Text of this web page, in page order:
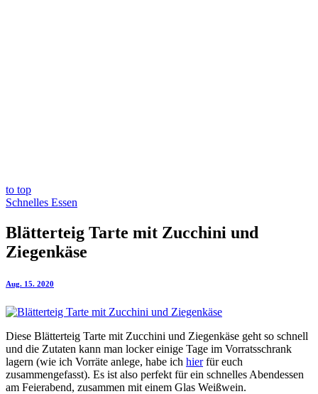
to top
Schnelles Essen
Blätterteig Tarte mit Zucchini und
Ziegenkäse
Aug. 15. 2020
Diese Blätterteig Tarte mit Zucchini und Ziegenkäse geht so schnell
und die Zutaten kann man locker einige Tage im Vorratsschrank
lagern (wie ich Vorräte anlege, habe ich hierfür euch
zusammengefasst). Es ist also perfekt für ein schnelles Abendessen
am Feierabend, zusammen mit einem Glas Weißwein.